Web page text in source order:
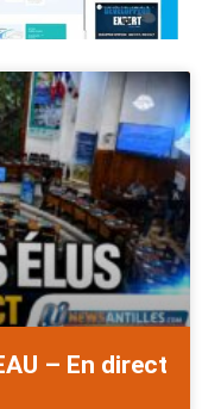
– En direct